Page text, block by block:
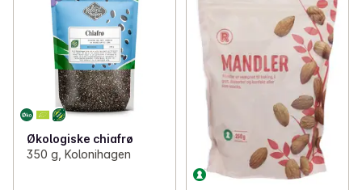
Økologiske chiafrø
350 g, Kolonihagen